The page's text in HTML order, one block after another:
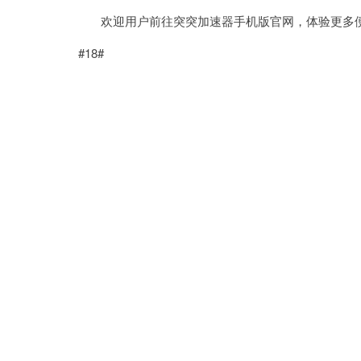
欢迎用户前往突突加速器手机版官网，体验更多
#18#